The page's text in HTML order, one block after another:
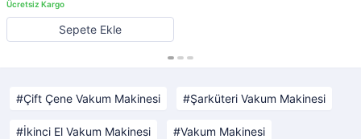
Sepete Ekle
Çift Çene Vakum Makinesi Şarküteri Vakum Makinesi
İkinci El Vakum Makinesi Vakum Makinesi